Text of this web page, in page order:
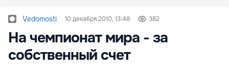
Vedomosti 10 декабря 2010, 13:48 382
На чемпионат мира - за
собственный счет